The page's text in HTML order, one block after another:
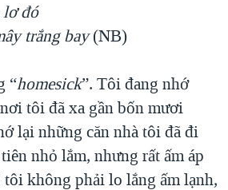
lơ đó
trắng bay(NB)
“homesick”. Tôi đang nhớ
tôi đã xa gần bốn mươi
lại những căn nhà tôi đã đi
nhỏ lắm, nhưng rất ấm áp
không phải lo lắng ấm lạnh,